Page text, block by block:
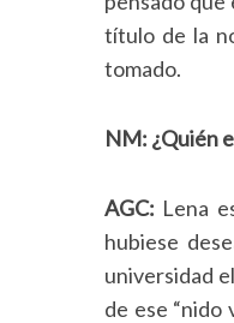
título de la
tomado.
NM: ¿Quién
AGC: Lena
hubiese
universidad
de ese “nido